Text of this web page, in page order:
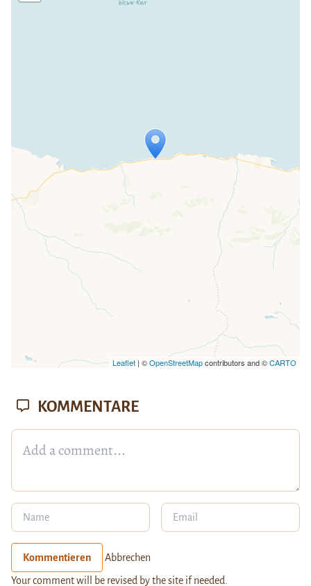
Travelers' Map wird geladen …
Wenn du dies siehst, nachdem deine
Seite vollständig geladen wurde,
fehlen leafletJS-Dateien.
Leaflet| ©OpenStreetMapcontributors and ©CARTO
KOMMENTARE
Kommentieren Abbrechen
Your comment will be revised by the site if needed.